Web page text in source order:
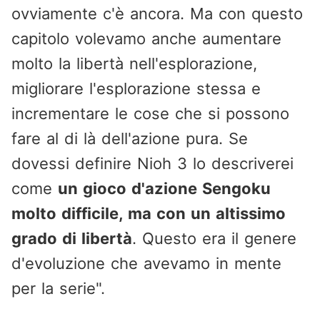
ovviamente c'è ancora. Ma con questo
capitolo volevamo anche aumentare
molto la libertà nell'esplorazione,
migliorare l'esplorazione stessa e
incrementare le cose che si possono
fare al di là dell'azione pura. Se
dovessi definire Nioh 3 lo descriverei
come un gioco d'azione Sengoku
molto difficile, ma con un altissimo
grado di libertà. Questo era il genere
d'evoluzione che avevamo in mente
per la serie".